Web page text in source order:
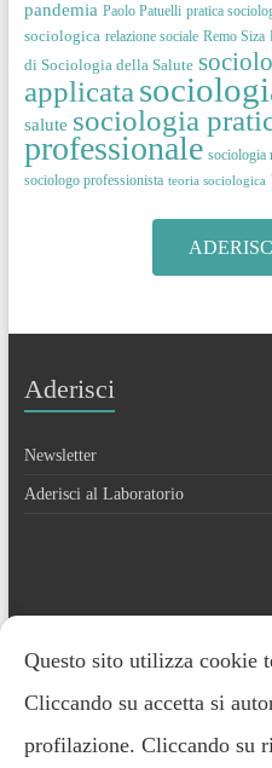
pandemia Paolo Patuelli pratica
sociologica relazione sociale Remo Siza
di Sociologia della Salute
applicata
salute sociologia
professionale sociologia
sociologo professionista teoria sociologica
Aderisci
Newsletter
Aderisci al Laboratorio
Contatti
Questo sito utilizza cookie
Cliccando su accetta si
profilazione. Cliccando su